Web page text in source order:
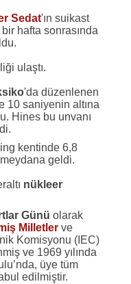
Sedat'ın suikast
hafta sonrasında
ulaştı.
'da düzenlenen
10 saniyenin altına
Hines bu unvanı
kentinde 6,8
meydana geldi.
nükleer
Günü olarak
Milletler ve
Komisyonu (IEC)
ve 1969 yılında
üye tüm
edilmiştir.